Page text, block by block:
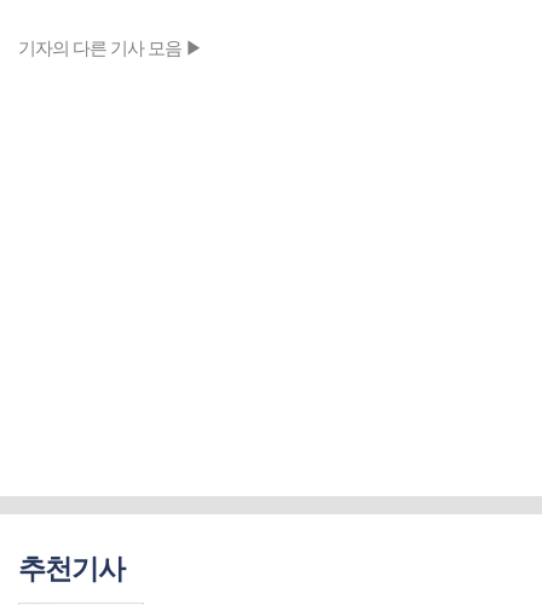
기자의 다른 기사 모음 ▶
추천기사